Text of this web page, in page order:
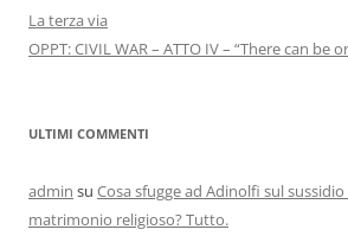
La terza via
OPPT: CIVIL WAR – ATTO IV – “There can be
ULTIMI COMMENTI
admin su Cosa sfugge ad Adinolfi sul
matrimonio religioso? Tutto.